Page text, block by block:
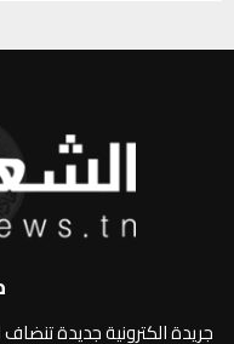
جريدة الكترونية جديدة